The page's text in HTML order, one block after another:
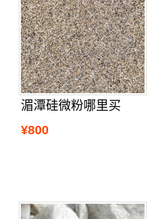
湄潭硅微粉哪里买
¥800